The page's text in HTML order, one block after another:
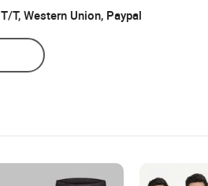
T/T, Western Union, Paypal